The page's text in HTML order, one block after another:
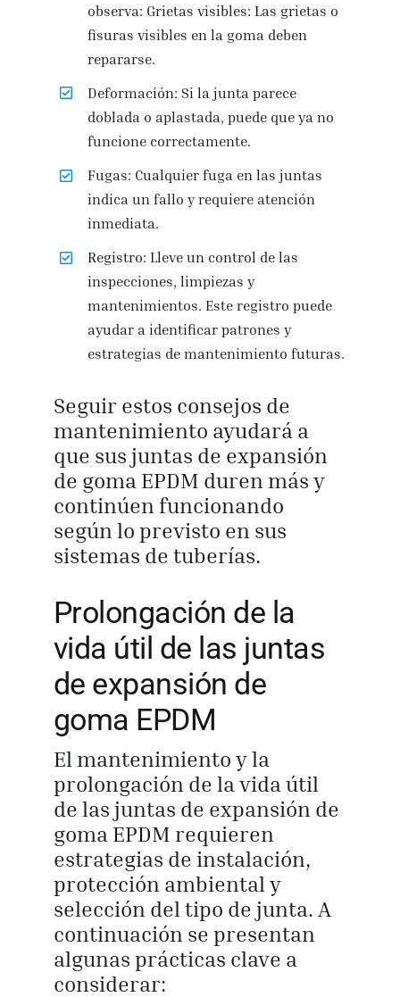
observa: Grietas visibles: Las grietas o
fisuras visibles en la goma deben
repararse.
Deformación: Si la junta parece
doblada o aplastada, puede que ya no
funcione correctamente.
Fugas: Cualquier fuga en las juntas
indica un fallo y requiere atención
inmediata.
Registro: Lleve un control de las
inspecciones, limpiezas y
mantenimientos. Este registro puede
ayudar a identificar patrones y
estrategias de mantenimiento futuras.
Seguir estos consejos de
mantenimiento ayudará a
que sus juntas de expansión
de goma EPDM duren más y
continúen funcionando
según lo previsto en sus
sistemas de tuberías.
Prolongación de la
vida útil de las juntas
de expansión de
goma EPDM
El mantenimiento y la
prolongación de la vida útil
de las juntas de expansión de
goma EPDM requieren
estrategias de instalación,
protección ambiental y
selección del tipo de junta. A
continuación se presentan
algunas prácticas clave a
considerar: